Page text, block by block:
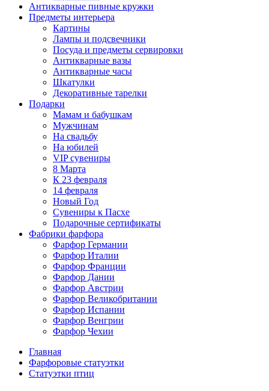
Антикварные пивные кружки
Предметы интерьера
Картины
Лампы и подсвечники
Посуда и предметы сервировки
Антикварные вазы
Антикварные часы
Шкатулки
Декоративные тарелки
Подарки
Мамам и бабушкам
Мужчинам
На свадьбу
На юбилей
VIP сувениры
8 Марта
К 23 февраля
14 февраля
Новый Год
Сувениры к Пасхе
Подарочные сертификаты
Фабрики фарфора
Фарфор Германии
Фарфор Италии
Фарфор Франции
Фарфор Дании
Фарфор Австрии
Фарфор Великобритании
Фарфор Испании
Фарфор Венгрии
Фарфор Чехии
Главная
Фарфоровые статуэтки
Cтатуэтки птиц